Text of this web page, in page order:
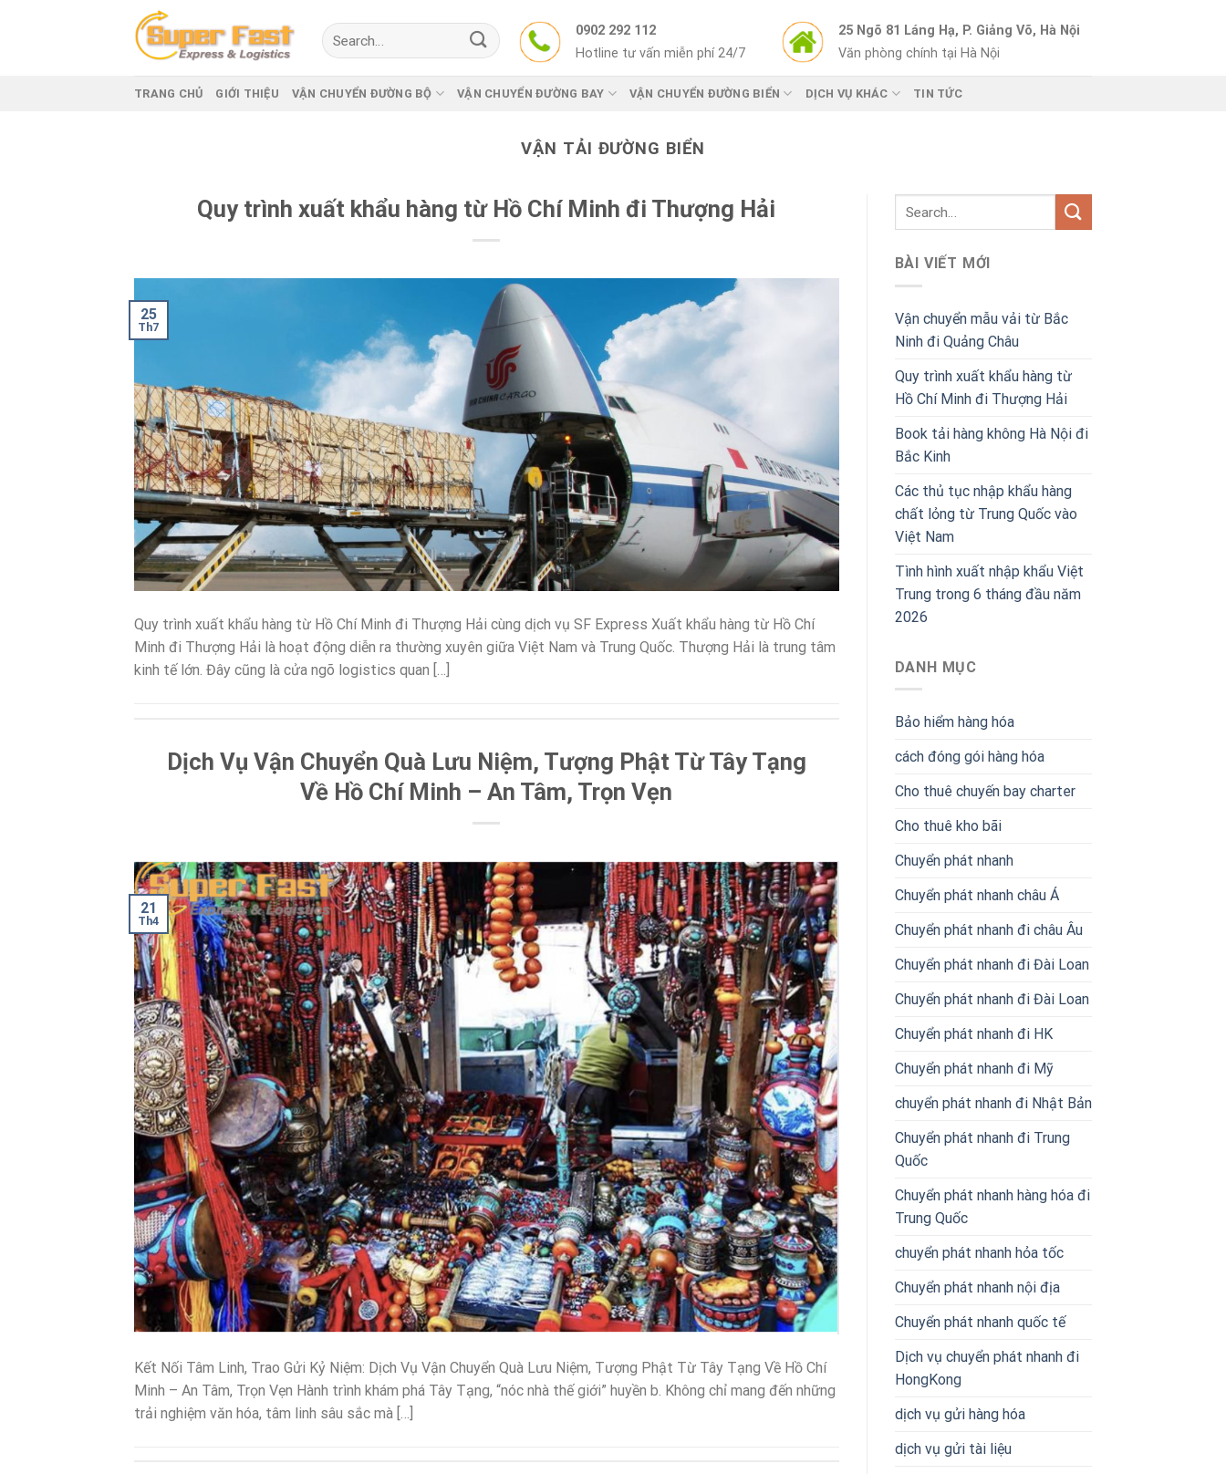
0902 292 112
Hotline tư vấn miễn phí 24/7
25 Ngõ 81 Láng Hạ, P. Giảng Võ, Hà Nội
Văn phòng chính tại Hà Nội
TRANG CHỦ GIỚI THIỆU VẬN CHUYỂN ĐƯỜNG BỘ VẬN CHUYỂN ĐƯỜNG BAY VẬN CHUYỂN ĐƯỜNG BIỂN DỊCH VỤ KHÁC TIN TỨC
VẬN TẢI ĐƯỜNG BIỂN
Quy trình xuất khẩu hàng từ Hồ Chí Minh đi Thượng Hải
25
Th7
Quy trình xuất khẩu hàng từ Hồ Chí Minh đi Thượng Hải cùng dịch vụ SF Express Xuất khẩu hàng từ Hồ Chí
Minh đi Thượng Hải là hoạt động diễn ra thường xuyên giữa Việt Nam và Trung Quốc. Thượng Hải là trung tâm
kinh tế lớn. Đây cũng là cửa ngõ logistics quan […]
Dịch Vụ Vận Chuyển Quà Lưu Niệm, Tượng Phật Từ Tây Tạng
Về Hồ Chí Minh – An Tâm, Trọn Vẹn
21
Th4
Kết Nối Tâm Linh, Trao Gửi Kỷ Niệm: Dịch Vụ Vận Chuyển Quà Lưu Niệm, Tượng Phật Từ Tây Tạng Về Hồ Chí
Minh – An Tâm, Trọn Vẹn Hành trình khám phá Tây Tạng, “nóc nhà thế giới” huyền b. Không chỉ mang đến những
trải nghiệm văn hóa, tâm linh sâu sắc mà […]
BÀI VIẾT MỚI
Vận chuyển mẫu vải từ Bắc
Ninh đi Quảng Châu
Quy trình xuất khẩu hàng từ
Hồ Chí Minh đi Thượng Hải
Book tải hàng không Hà Nội đi
Bắc Kinh
Các thủ tục nhập khẩu hàng
chất lỏng từ Trung Quốc vào
Việt Nam
Tình hình xuất nhập khẩu Việt
Trung trong 6 tháng đầu năm
2026
DANH MỤC
Bảo hiểm hàng hóa
cách đóng gói hàng hóa
Cho thuê chuyến bay charter
Cho thuê kho bãi
Chuyển phát nhanh
Chuyển phát nhanh châu Á
Chuyển phát nhanh đi châu Âu
Chuyển phát nhanh đi Đài Loan
Chuyển phát nhanh đi Đài Loan
Chuyển phát nhanh đi HK
Chuyển phát nhanh đi Mỹ
chuyển phát nhanh đi Nhật Bản
Chuyển phát nhanh đi Trung
Quốc
Chuyển phát nhanh hàng hóa đi
Trung Quốc
chuyển phát nhanh hỏa tốc
Chuyển phát nhanh nội địa
Chuyển phát nhanh quốc tế
Dịch vụ chuyển phát nhanh đi
HongKong
dịch vụ gửi hàng hóa
dịch vụ gửi tài liệu